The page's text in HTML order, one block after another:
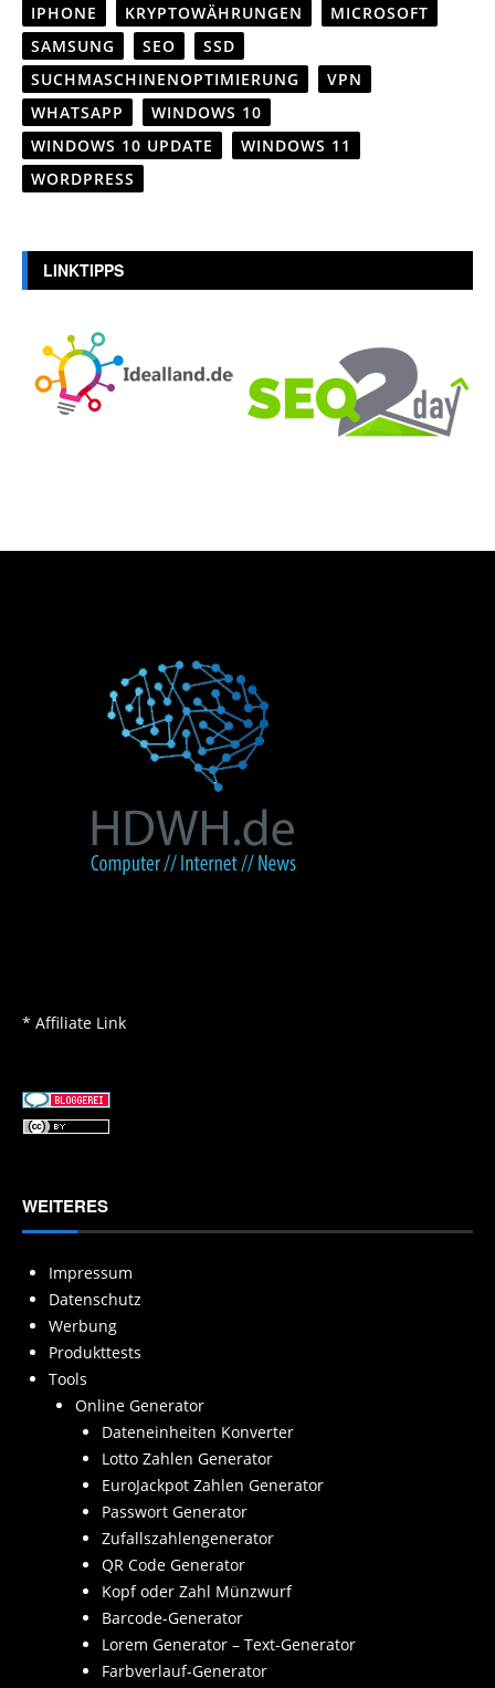
IPHONE
KRYPTOWÄHRUNGEN
MICROSOFT
SAMSUNG
SEO
SSD
SUCHMASCHINENOPTIMIERUNG
VPN
WHATSAPP
WINDOWS 10
WINDOWS 10 UPDATE
WINDOWS 11
WORDPRESS
LINKTIPPS
* Affiliate Link
WEITERES
Impressum
Datenschutz
Werbung
Produkttests
Tools
Online Generator
Dateneinheiten Konverter
Lotto Zahlen Generator
EuroJackpot Zahlen Generator
Passwort Generator
Zufallszahlengenerator
QR Code Generator
Kopf oder Zahl Münzwurf
Barcode-Generator
Lorem Generator – Text-Generator
Farbverlauf-Generator